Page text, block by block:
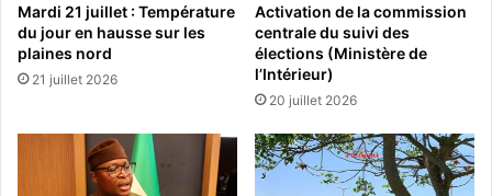
Mardi 21 juillet : Température
du jour en hausse sur les
plaines nord
21 juillet 2026
Activation de la commission
centrale du suivi des
élections (Ministère de
l’Intérieur)
20 juillet 2026